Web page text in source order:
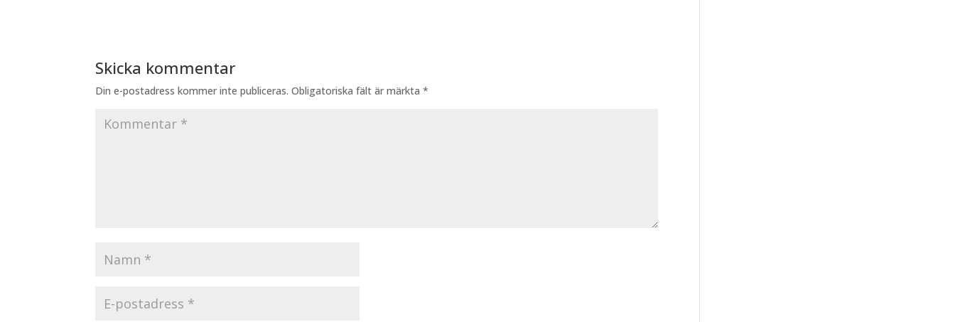
Skicka kommentar
Din e-postadress kommer inte publiceras. Obligatoriska fält är märkta*